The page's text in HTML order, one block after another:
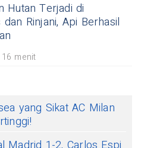
Hutan Terjadi di
dan Rinjani, Api Berhasil
16 menit
yang Sikat AC Milan